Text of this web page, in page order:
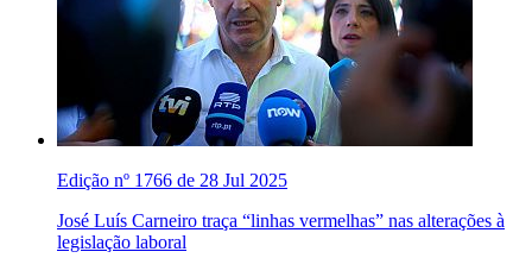
Edição nº 1766 de 28 Jul 2025
José Luís Carneiro traça “linhas vermelhas” nas alterações à
legislação laboral